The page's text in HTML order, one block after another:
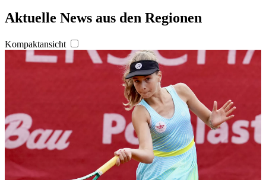
Aktuelle News aus den Regionen
Kompaktansicht